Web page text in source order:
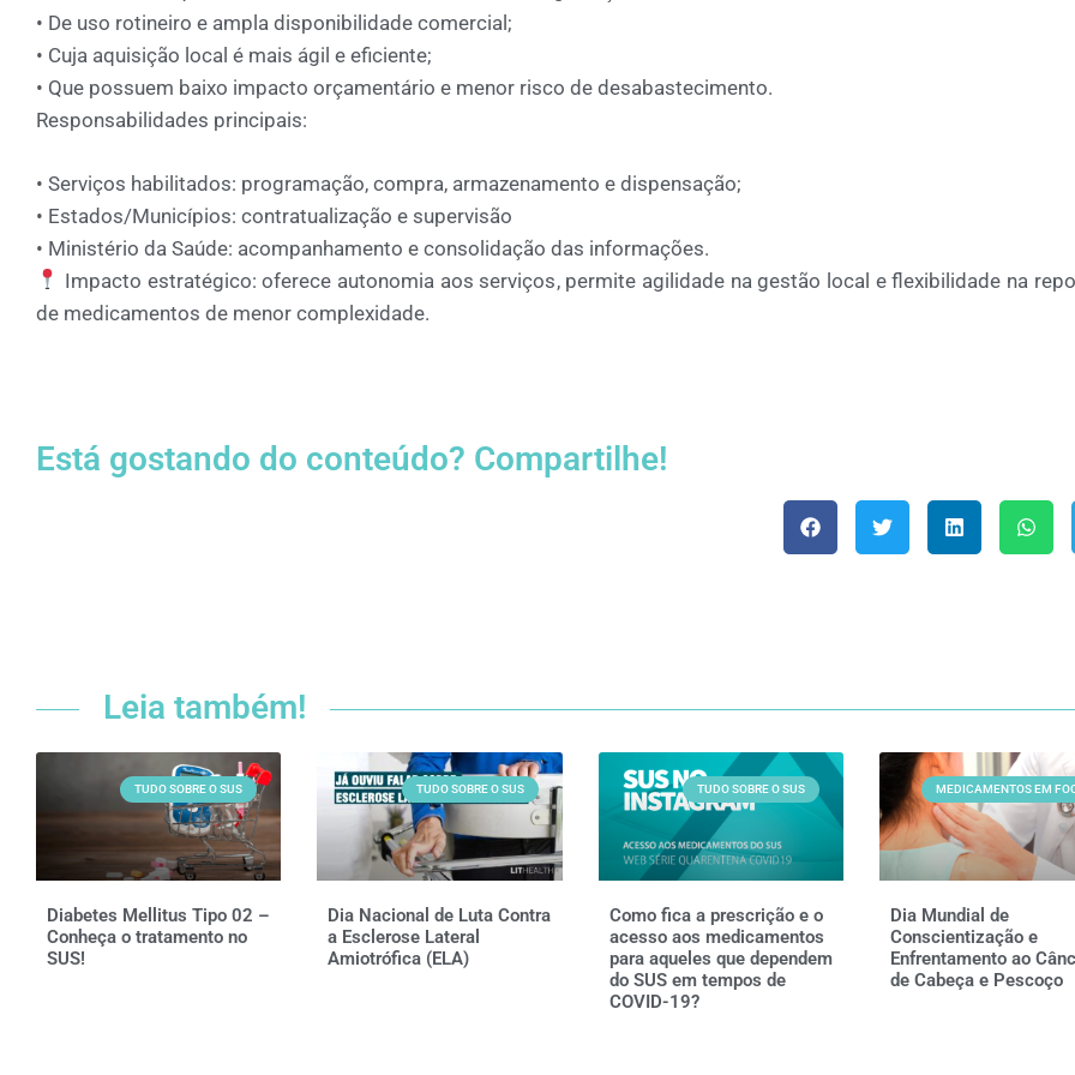
• De uso rotineiro e ampla disponibilidade comercial ;
• Cuja aquisição local é mais ágil e eficiente;
• Que possuem baixo impacto orçamentário e menor risco de desabastecimento.
Responsabilidades principais:
• Serviços habilitados: programação, compra, armazenamento e dispensação;
• Estados/Municípios: contratualização e supervisão
• Ministério da Saúde: acompanhamento e consolidação das informações.
Impacto estratégico: oferece autonomia aos serviços, permite agilidade na gestão local e flexibilidade na
de medicamentos de menor complexidade.
Está gostando do conteúdo? Compartilhe!
Leia também!
TUDO SOBRE O SUS
Diabetes Mellitus Tipo 02 –
Conheça o tratamento no
SUS!
TUDO SOBRE O SUS
Dia Nacional de Luta Contra
a Esclerose Lateral
Amiotrófica (ELA)
TUDO SOBRE O SUS
Como fica a prescrição e o
acesso aos medicamentos
para aqueles que dependem
do SUS em tempos de
COVID-19?
MEDICAMENTOS EM
Dia Mundial de
Conscientização e
Enfrentamento ao
de Cabeça e Pescoço